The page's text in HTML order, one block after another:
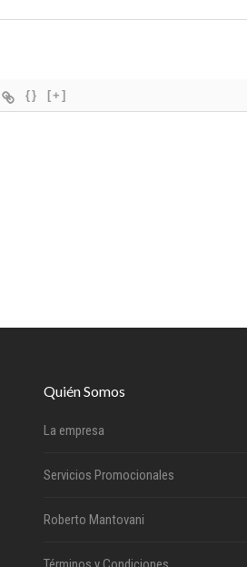
{} [+]
Quién Somos
La empresa
Servicios Promocionales
Roberto Mantovani